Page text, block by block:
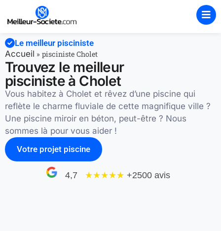
Le meilleur pisciniste
Accueil » pisciniste Cholet
Trouvez le meilleur
pisciniste à Cholet
Vous habitez à Cholet et rêvez d’une piscine qui
reflète le charme fluviale de cette magnifique ville ?
Une piscine miroir en béton, peut-être ? Nous
sommes là pour vous aider !
Votre projet piscine
4,7 ★★★★★ +2500 avis